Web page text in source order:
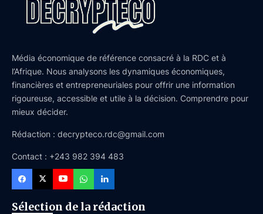
Média économique de référence consacré à la RDC et à
l’Afrique. Nous analysons les dynamiques économiques,
financières et entrepreneuriales pour offrir une information
rigoureuse, accessible et utile à la décision. Comprendre pour
mieux décider.
Rédaction : decrypteco.rdc@gmail.com
Contact : +243 982 394 483
Sélection de la rédaction